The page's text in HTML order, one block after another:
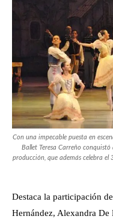
Con una impecable puesta en
Ballet Teresa Carreño
producción, que además celebra el
Destaca la participación
Hernández, Alexandra